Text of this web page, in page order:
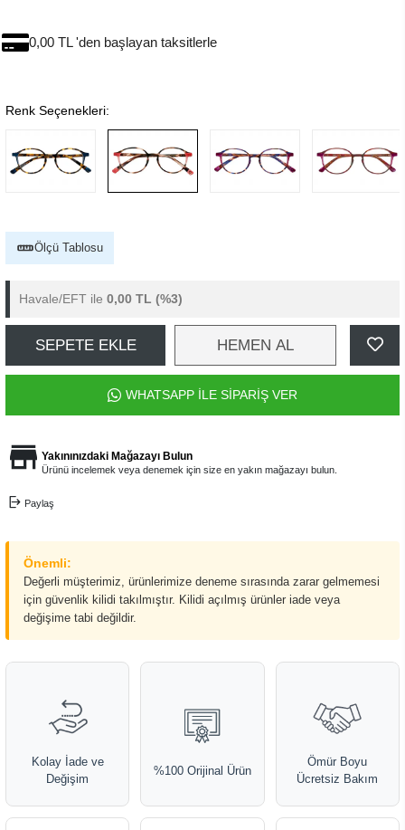
0,00 TL 'den başlayan taksitlerle
Renk Seçenekleri:
Ölçü Tablosu
Havale/EFT ile 0,00 TL (%3)
SEPETE EKLE HEMEN AL
WHATSAPP İLE SİPARİŞ VER
Yakınınızdaki Mağazayı Bulun
Ürünü incelemek veya denemek için size en yakın mağazayı bulun.
Paylaş
Önemli:
Değerli müşterimiz, ürünlerimize deneme sırasında zarar gelmemesi
için güvenlik kilidi takılmıştır. Kilidi açılmış ürünler iade veya
değişime tabi değildir.
Kolay İade ve
Değişim
%100 Orijinal Ürün
Ömür Boyu
Ücretsiz Bakım